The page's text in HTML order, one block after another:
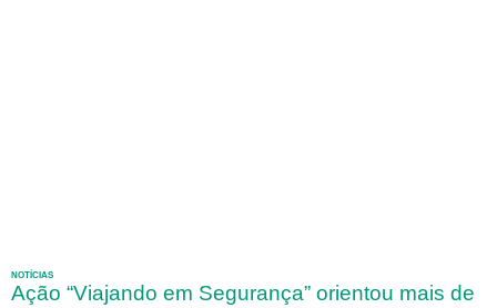
NOTÍCIAS
Ação “Viajando em Segurança” orientou mais de